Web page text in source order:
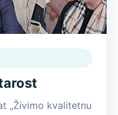
„Živimo kvalitetnu